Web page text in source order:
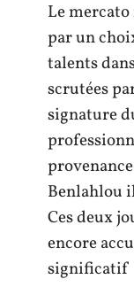
Le
par un
talents
scrutées
signature
Benlahlou
Ces deux
encore
significatif